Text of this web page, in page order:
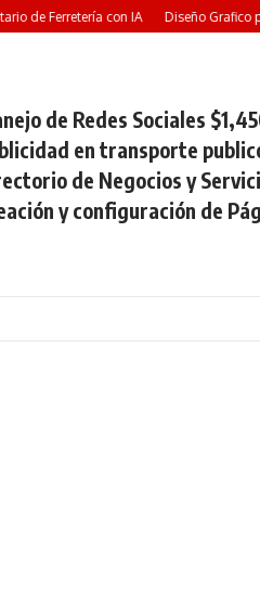
de Ferretería con IA Diseño Grafico
de Redes Sociales
en transporte
de Negocios y
y configuración de